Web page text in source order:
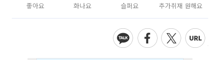
좋아요 화나요 슬퍼요 추가취재 원해요